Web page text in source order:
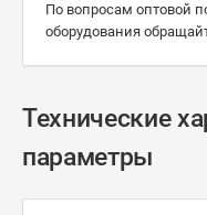
По вопросам оптовой
оборудования
Технические
параметры